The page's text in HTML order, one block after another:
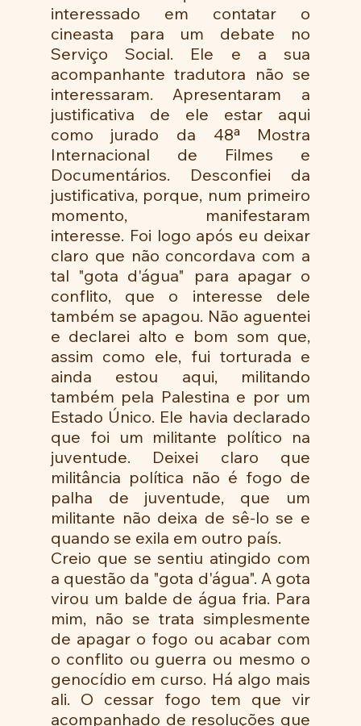
interessado em contatar o
cineasta para um debate no
Serviço Social. Ele e a sua
acompanhante tradutora não se
interessaram. Apresentaram a
justificativa de ele estar aqui
como jurado da 48ª Mostra
Internacional de Filmes e
Documentários. Desconfiei da
justificativa, porque, num primeiro
momento, manifestaram
interesse. Foi logo após eu deixar
claro que não concordava com a
tal "gota d'água" para apagar o
conflito, que o interesse dele
também se apagou. Não aguentei
e declarei alto e bom som que,
assim como ele, fui torturada e
ainda estou aqui, militando
também pela Palestina e por um
Estado Único. Ele havia declarado
que foi um militante político na
juventude. Deixei claro que
militância política não é fogo de
palha de juventude, que um
militante não deixa de sê-lo se e
quando se exila em outro país.
Creio que se sentiu atingido com
a questão da "gota d'água". A gota
virou um balde de água fria. Para
mim, não se trata simplesmente
de apagar o fogo ou acabar com
o conflito ou guerra ou mesmo o
genocídio em curso. Há algo mais
ali. O cessar fogo tem que vir
acompanhado de resoluções que